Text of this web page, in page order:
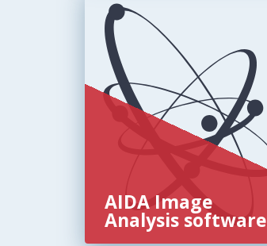
AIDA Image
Analysis software